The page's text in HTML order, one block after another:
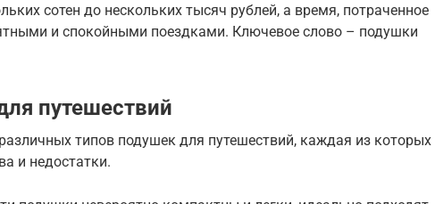
сотен до нескольких тысяч рублей, а время, потраченное
и спокойными поездками. Ключевое слово – подушки
путешествий
типов подушек для путешествий, каждая из которых
и недостатки.